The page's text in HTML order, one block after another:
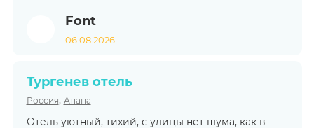
Font
06.08.2026
Тургенев отель
Россия, Анапа
Отель уютный, тихий, с улицы нет шума, как в